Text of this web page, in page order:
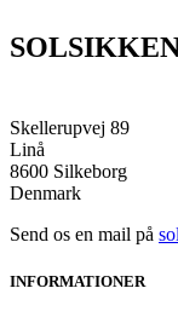
Skellerupvej 89
Linå
8600 Silkeborg
Denmark
Send os en mail på
INFORMATIONER